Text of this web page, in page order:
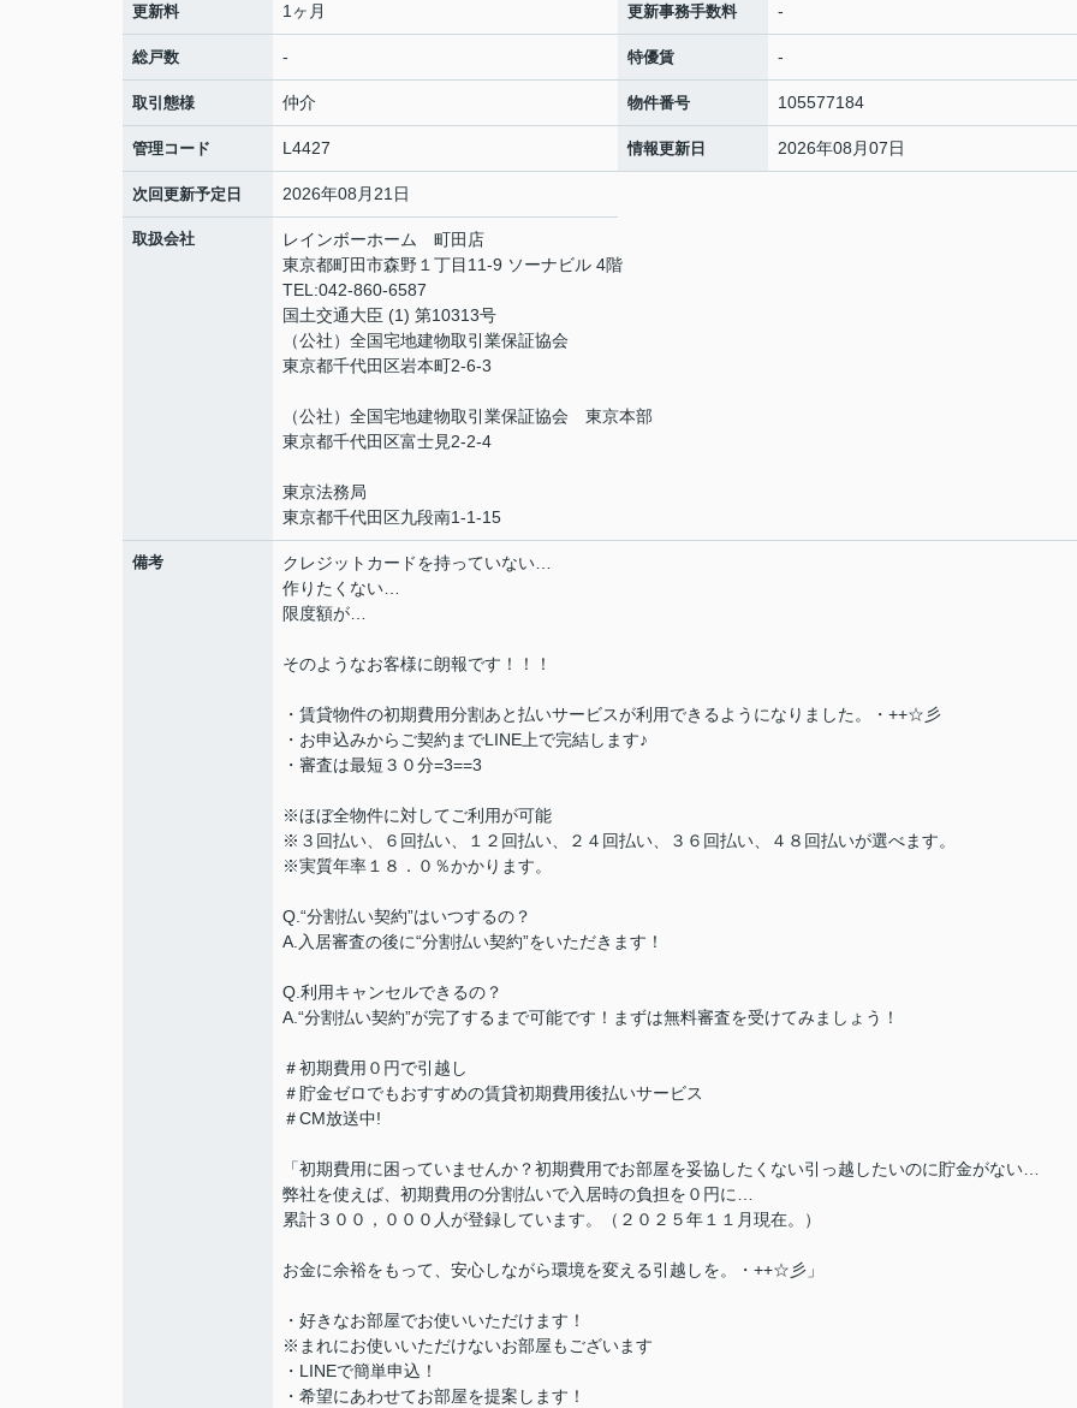
更新料 1ヶ月 更新事務手数料 -
総戸数 - 特優賃 -
取引態様 仲介 物件番号 105577184
管理コード L4427 情報更新日 2026年08月07日
次回更新予定日 2026年08月21日
取扱会社
レインボーホーム 町田店
東京都町田市森野１丁目11-9 ソーナビル 4階
TEL:042-860-6587
国土交通大臣 (1) 第10313号
（公社）全国宅地建物取引業保証協会
東京都千代田区岩本町2-6-3
（公社）全国宅地建物取引業保証協会 東京本部
東京都千代田区富士見2-2-4
東京法務局
東京都千代田区九段南1-1-15
備考
クレジットカードを持っていない…
作りたくない…
限度額が…
そのようなお客様に朗報です！！！
・賃貸物件の初期費用分割あと払いサービスが利用できるようになりました。・++☆彡
・お申込みからご契約までLINE上で完結します♪
・審査は最短３０分=3==3
※ほぼ全物件に対してご利用が可能
※３回払い、６回払い、１２回払い、２４回払い、３６回払い、４８回払いが選べます。
※実質年率１８．０％かかります。
Q.“分割払い契約”はいつするの？
A.入居審査の後に“分割払い契約”をいただきます！
Q.利用キャンセルできるの？
A.“分割払い契約”が完了するまで可能です！まずは無料審査を受けてみましょう！
＃初期費用０円で引越し
＃貯金ゼロでもおすすめの賃貸初期費用後払いサービス
＃CM放送中!
「初期費用に困っていませんか？初期費用でお部屋を妥協したくない引っ越したいのに貯金がない…
弊社を使えば、初期費用の分割払いで入居時の負担を０円に…
累計３００，０００人が登録しています。（２０２５年１１月現在。）
お金に余裕をもって、安心しながら環境を変える引越しを。・++☆彡」
・好きなお部屋でお使いいただけます！
※まれにお使いいただけないお部屋もございます
・LINEで簡単申込！
・希望にあわせてお部屋を提案します！